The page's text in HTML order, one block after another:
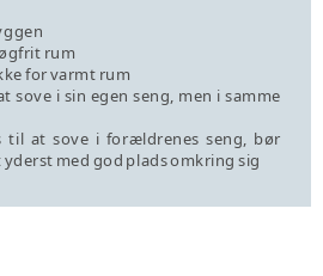
rum
for varmt rum
sove i sin egen seng, men i samme
at sove i forældrenes seng, bør
med god plads omkring sig